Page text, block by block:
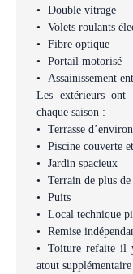
Double vitrage
Volets roulants
Fibre optique
Portail motorisé
Assainissement
Les extérieurs ont
chaque saison :
Terrasse
Piscine couverte
Jardin spacieux
Terrain de plus
Puits
Local technique
Remise
Toiture refaite il
atout